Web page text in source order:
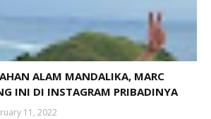
ALAM MANDALIKA, MARC
INI DI INSTAGRAM PRIBADINYA
11, 2022